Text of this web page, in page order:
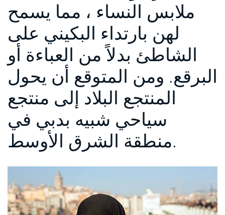
ملابس النساء ، مما يسمح
لهن بارتداء البكيني على
الشاطئ بدلاً من العباءة أو
البرقع. ومن المتوقع أن يحول
المنتجع البلاد إلى منتجع
سياحي شبيه بدبي في
منطقة الشرق الأوسط.